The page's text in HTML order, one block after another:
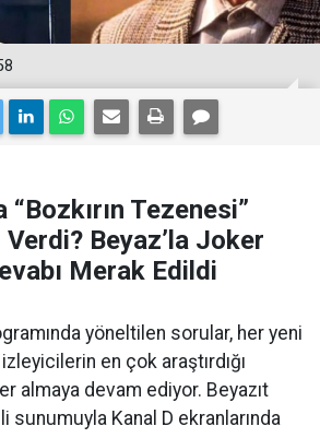
“Bozkırın Tezenesi”
Verdi? Beyaz’la Joker
Merak Edildi
yöneltilen sorular, her yeni
en çok araştırdığı
almaya devam ediyor. Beyazıt
sunumuyla Kanal D ekranlarında